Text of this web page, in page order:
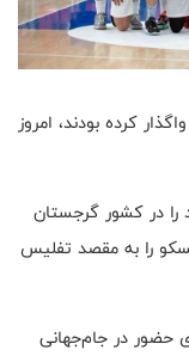
شاگردان هاکان دمیر که بازی اول را ۷۲ بر ۵۹ واگذار کرده بودند، امروز
در کشور گرجستان
را به مقصد تفلیس
حضور در جام‌جهانی